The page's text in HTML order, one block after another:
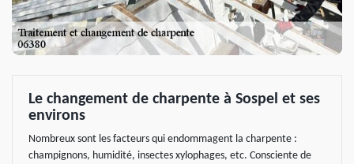
Le changement de charpente à Sospel et ses
environs
Nombreux sont les facteurs qui endommagent la charpente :
champignons, humidité, insectes xylophages, etc. Consciente de